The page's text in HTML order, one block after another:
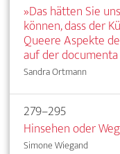
»Das hätten Sie
können, dass der
Queere Aspekte
auf der documenta
Sandra Ortmann
279–295
Hinsehen oder
Simone Wiegand